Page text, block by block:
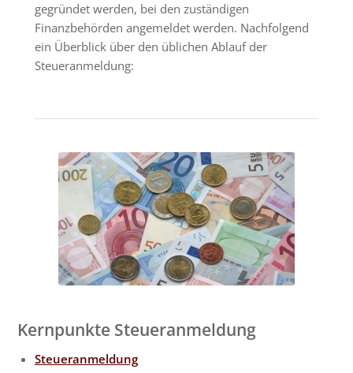
gegründet werden, bei den zuständigen
Finanzbehörden angemeldet werden. Nachfolgend
ein Überblick über den üblichen Ablauf der
Steueranmeldung:
Kernpunkte Steueranmeldung
Steueranmeldung